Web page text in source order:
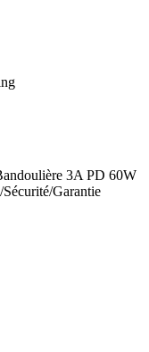
3A PD 60W
Garantie